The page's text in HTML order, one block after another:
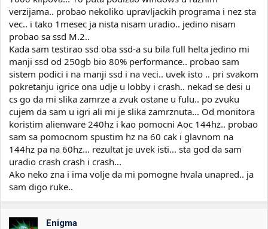
verzijama.. probao nekoliko upravljackih programa i nez sta
vec.. i tako 1mesec ja nista nisam uradio.. jedino nisam
probao sa ssd M.2..
Kada sam testirao ssd oba ssd-a su bila full helta jedino mi
manji ssd od 250gb bio 80% performance.. probao sam
sistem podici i na manji ssd i na veci.. uvek isto .. pri svakom
pokretanju igrice ona udje u lobby i crash.. nekad se desi u
cs go da mi slika zamrze a zvuk ostane u fulu.. po zvuku
cujem da sam u igri ali mi je slika zamrznuta... Od monitora
koristim alienware 240hz i kao pomocni Aoc 144hz.. probao
sam sa pomocnom spustim hz na 60 cak i glavnom na
144hz pa na 60hz... rezultat je uvek isti... sta god da sam
uradio crash crash i crash...
Ako neko zna i ima volje da mi pomogne hvala unapred.. ja
sam digo ruke..
Enigma